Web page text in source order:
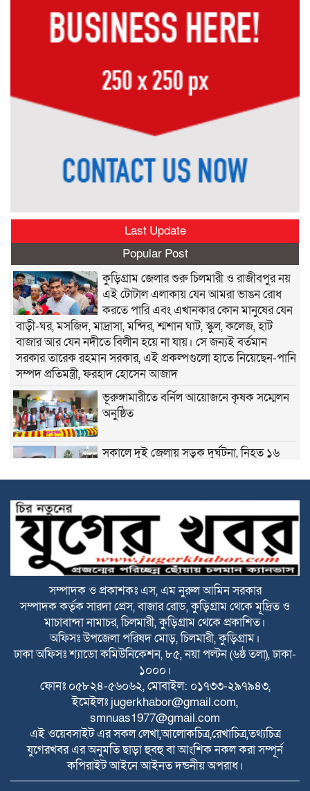
Last Update
Popular Post
কুড়িগ্রাম জেলার শুরু চিলমারী ও রাজীবপুর নয়
এই টোটাল এলাকায় যেন আমরা ভাঙন রোধ
করতে পারি এবং এখানকার কোন মানুষের যেন
বাড়ী-ঘর, মসজিদ, মাদ্রাসা, মন্দির, শ্মশান ঘাট, স্কুল, কলেজ, হাট
বাজার আর যেন নদীতে বিলীন হয়ে না যায়। সে জন্যই বর্তমান
সরকার তারেক রহমান সরকার, এই প্রকল্পগুলো হাতে নিয়েছেন-পানি
সম্পদ প্রতিমন্ত্রী, ফরহাদ হোসেন আজাদ
ভূরুঙ্গামারীতে বর্নিল আয়োজনে কৃষক সম্মেলন
অনুষ্ঠিত
সকালে দুই জেলায় সড়ক দুর্ঘটনা, নিহত ১৬
রাজারহাটে পাখির অভয়ারণ্য ঘোষণা, হাড়ি-
পাতিলের বাসা উদ্বোধন করলেন ইউএনও
ভূরুঙ্গামারীতে জুলাই গনঅভ্যুত্থান দিবসে জুলাই
যোদ্ধা ও জুলাই শহীদের পরিবারবর্গকে সংবর্ধনা
ও আলোচনা সভা
ভূরুঙ্গামারীতে মাদকদ্রব ইয়াবা টেবলেটসহ
আটক ১, একমাসের বিনাশ্রম কারাদণ্ড ও ২০০০
টাকা জরিমানা
বজ্রপাতের ঝুকি কমাতে বজ্রনিরোধক হিসেবে
দেড় শতাধিক তাল গাছের চারা রোপণ
সম্পাদক ও প্রকাশকঃ এস, এম নুরুল আমিন সরকার
সম্পাদক কর্তৃক সারদা প্রেস, বাজার রোড, কুড়িগ্রাম থেকে মূদ্রিত ও
মাচাবান্দা নামাচর, চিলমারী, কুড়িগ্রাম থেকে প্রকাশিত।
অফিসঃ উপজেলা পরিষদ মোড়, চিলমারী, কুড়িগ্রাম।
ঢাকা অফিসঃ শ্যাডো কমিউনিকেশন, ৮৫, নয়া পল্টন (৬ষ্ঠ তলা), ঢাকা-
১০০০।
ফোনঃ ০৫৮২৪-৫৬০৬২, মোবাইল: ০১৭৩৩-২৯৭৯৪৩,
ইমেইলঃ jugerkhabor@gmail.com,
smnuas1977@gmail.com
এই ওয়েবসাইট এর সকল লেখা,আলোকচিত্র,রেখাচিত্র,তথ্যচিত্র
যুগেরখবর এর অনুমতি ছাড়া হুবহু বা আংশিক নকল করা সম্পূর্ন
কপিরাইট আইনে আইনত দন্ডনীয় অপরাধ।